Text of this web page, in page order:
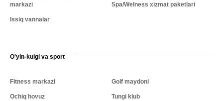
markazi
Issiq vannalar
Spa/Welness xizmat paketlari
O'yin-kulgi va sport
Fitness markazi
Ochiq hovuz
Golf maydoni
Tungi klub